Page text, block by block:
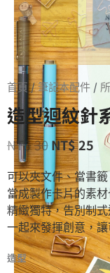
首頁/筆記本配件 /
造型迴紋針
NT$30 NT$25
可以夾文件、當書
當成製作卡片的素材
精緻獨特，告別制
一起來發揮創意，
造型